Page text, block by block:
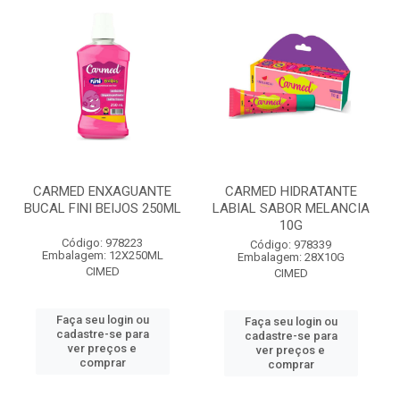
CARMED ENXAGUANTE
BUCAL FINI BEIJOS 250ML
Código: 978223
Embalagem: 12X250ML
CIMED
Faça seu login ou
cadastre-se para
ver preços e
comprar
CARMED HIDRATANTE
LABIAL SABOR MELANCIA
10G
Código: 978339
Embalagem: 28X10G
CIMED
Faça seu login ou
cadastre-se para
ver preços e
comprar